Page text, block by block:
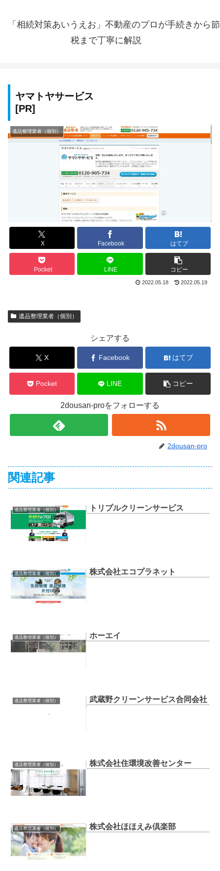
「相続対策あいうえお」不動産のプロが手続きから節
税まで丁寧に解説
ヤマトヤサービス
遺品整理業者（個別）
X Facebook はてブ
Pocket LINE コピー
2022.05.18 2022.05.19
遺品整理業者（個別）
シェアする
X Facebook はてブ
Pocket LINE コピー
2dousan-proをフォローする
2dousan-pro
関連記事
遺品整理業者（個別） トリプルクリーンサービス
遺品整理業者（個別） 株式会社エコプラネット
遺品整理業者（個別） ホーエイ
遺品整理業者（個別） 武蔵野クリーンサービス合同会社
遺品整理業者（個別） 株式会社住環境改善センター
遺品整理業者（個別） 株式会社ほほえみ倶楽部